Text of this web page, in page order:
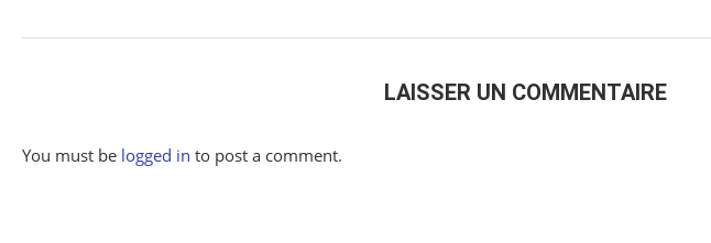
LAISSER UN COMMENTAIRE
You must be logged in to post a comment.